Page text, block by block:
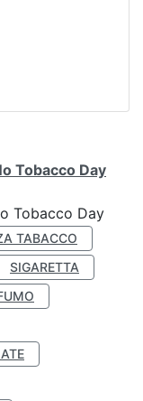
Tobacco Day
Tobacco Day
TABACCO
SIGARETTA